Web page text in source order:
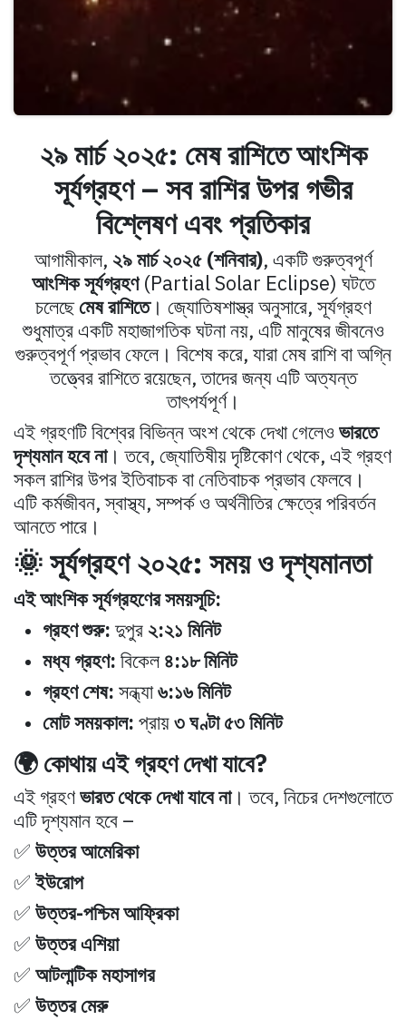
২৯ মার্চ ২০২৫: মেষ রাশিতে আংশিক
সূর্যগ্রহণ – সব রাশির উপর গভীর
বিশ্লেষণ এবং প্রতিকার
আগামীকাল, ২৯ মার্চ ২০২৫ (শনিবার), একটি গুরুত্বপূর্ণ
আংশিক সূর্যগ্রহণ(Partial Solar Eclipse) ঘটতে
চলেছেমেষ রাশিতে। জ্যোতিষশাস্ত্র অনুসারে, সূর্যগ্রহণ
শুধুমাত্র একটি মহাজাগতিক ঘটনা নয়, এটি মানুষের জীবনেও
গুরুত্বপূর্ণ প্রভাব ফেলে। বিশেষ করে, যারা মেষ রাশি বা অগ্নি
তত্ত্বের রাশিতে রয়েছেন, তাদের জন্য এটি অত্যন্ত
তাৎপর্যপূর্ণ।
এই গ্রহণটি বিশ্বের বিভিন্ন অংশ থেকে দেখা গেলেও ভারতে
দৃশ্যমান হবে না। তবে, জ্যোতিষীয় দৃষ্টিকোণ থেকে, এই গ্রহণ
সকল রাশির উপর ইতিবাচক বা নেতিবাচক প্রভাব ফেলবে।
এটি কর্মজীবন, স্বাস্থ্য, সম্পর্ক ও অর্থনীতির ক্ষেত্রে পরিবর্তন
আনতে পারে।
🌞 সূর্যগ্রহণ ২০২৫: সময় ও দৃশ্যমানতা
এই আংশিক সূর্যগ্রহণের সময়সূচি:
গ্রহণ শুরু: দুপুর ২:২১ মিনিট
মধ্য গ্রহণ: বিকেল৪:১৮ মিনিট
গ্রহণ শেষ: সন্ধ্যা৬:১৬ মিনিট
মোট সময়কাল: প্রায়৩ ঘণ্টা ৫৩ মিনিট
🌍 কোথায় এই গ্রহণ দেখা যাবে?
এই গ্রহণভারত থেকে দেখা যাবে না। তবে, নিচের দেশগুলোতে
এটি দৃশ্যমান হবে –
✅ উত্তর আমেরিকা
✅ইউরোপ
✅ উত্তর-পশ্চিম আফ্রিকা
✅ উত্তর এশিয়া
✅ আটলান্টিক মহাসাগর
✅ উত্তর মেরু